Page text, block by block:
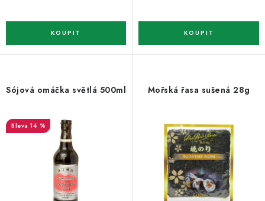
Sójová omáčka světlá 500ml
14 %
Mořská řasa sušená 28g